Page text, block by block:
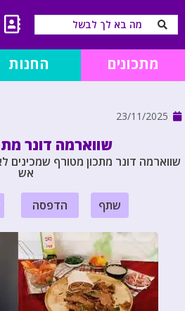
מתכונים החנות
23/11/2025
שווארמה דונר
שווארמה דונר מתכון מטורף שמכינים
אש
שתף הדפסה